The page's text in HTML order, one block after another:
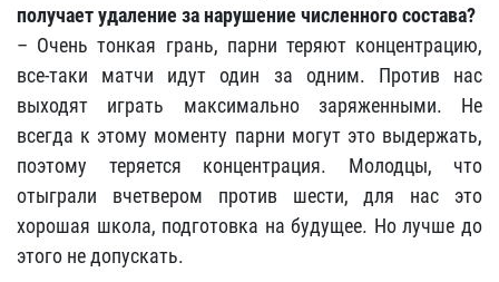
получает удаление за нарушение численного состава?
– Очень тонкая грань, парни теряют концентрацию,
все-таки матчи идут один за одним. Против нас
выходят играть максимально заряженными. Не
всегда к этому моменту парни могут это выдержать,
поэтому теряется концентрация. Молодцы, что
отыграли вчетвером против шести, для нас это
хорошая школа, подготовка на будущее. Но лучше до
этого не допускать.